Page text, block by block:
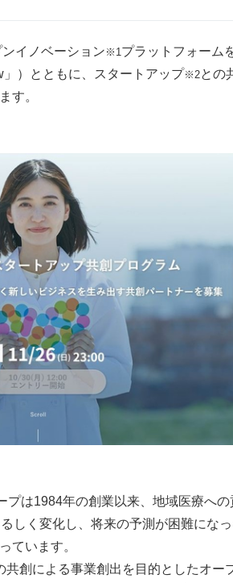
イノベーション ※1 プラットフォーム
）とともに、スタートアップ※2との
す。
は1984年の創業以来、地域医療へ
しく変化し、将来の予測が困難になっ
ています。
創による事業創出を目的としたオー